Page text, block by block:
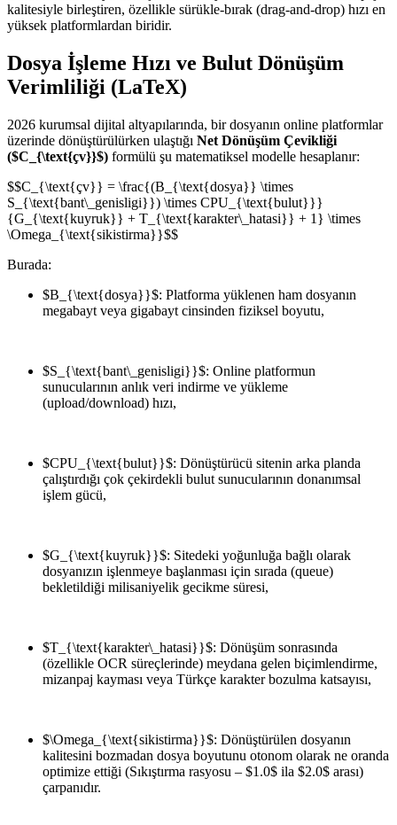
kalitesiyle birleştiren, özellikle sürükle-bırak (drag-and-drop) hızı en
yüksek platformlardan biridir.
Dosya İşleme Hızı ve Bulut Dönüşüm
Verimliliği (LaTeX)
2026 kurumsal dijital altyapılarında, bir dosyanın online platformlar
üzerinde dönüştürülürken ulaştığı Net Dönüşüm Çevikliği
($C_{\text{çv}}$) formülü şu matematiksel modelle hesaplanır:
$$C_{\text{çv}} = \frac{(B_{\text{dosya}} \times
S_{\text{bant\_genisligi}}) \times CPU_{\text{bulut}}}
{G_{\text{kuyruk}} + T_{\text{karakter\_hatasi}} + 1} \times
\Omega_{\text{sikistirma}}$$
Burada:
$B_{\text{dosya}}$: Platforma yüklenen ham dosyanın
megabayt veya gigabayt cinsinden fiziksel boyutu,
$S_{\text{bant\_genisligi}}$: Online platformun
sunucularının anlık veri indirme ve yükleme
(upload/download) hızı,
$CPU_{\text{bulut}}$: Dönüştürücü sitenin arka planda
çalıştırdığı çok çekirdekli bulut sunucularının donanımsal
işlem gücü,
$G_{\text{kuyruk}}$: Sitedeki yoğunluğa bağlı olarak
dosyanızın işlenmeye başlanması için sırada (queue)
bekletildiği milisaniyelik gecikme süresi,
$T_{\text{karakter\_hatasi}}$: Dönüşüm sonrasında
(özellikle OCR süreçlerinde) meydana gelen biçimlendirme,
mizanpaj kayması veya Türkçe karakter bozulma katsayısı,
$\Omega_{\text{sikistirma}}$: Dönüştürülen dosyanın
kalitesini bozmadan dosya boyutunu otonom olarak ne oranda
optimize ettiği (Sıkıştırma rasyosu – $1.0$ ila $2.0$ arası)
çarpanıdır.